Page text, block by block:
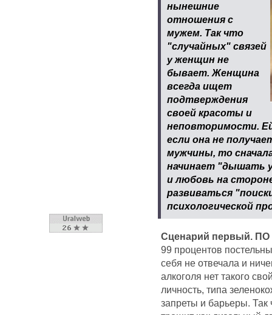
нынешние
отношения с
мужем. Так что
"случайных" связей
у женщин не
бывает. Женщина
всегда ищет
подтверждения
своей красоты и
неповторимости.
если она не
мужчины, то
начинает "дышать
и любовь на
развиваться
психологической
Сценарий первый.
99 процентов
себя не отвечала и
алкоголя нет такого
личность, типа
запреты и барьеры. Так